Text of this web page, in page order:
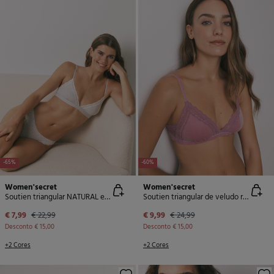
-65%
Women'secret
Soutien triangular NATURAL em algodão cinza
€ 7,99 € 22,99
Desconto€ 15,00
+2 Cores
-60%
Women'secret
Soutien triangular de veludo rosa NATURAL
€ 9,99 € 24,99
Desconto€ 15,00
+2 Cores